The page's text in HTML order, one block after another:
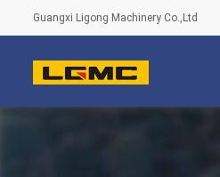
Guangxi Ligong Machinery Co.,Ltd